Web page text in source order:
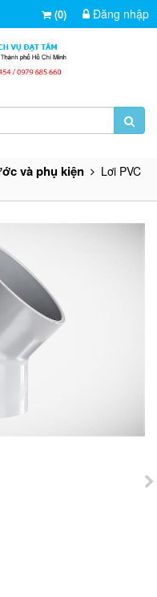
(0) Đăng nhập
và phụ kiện
Lơi PVC